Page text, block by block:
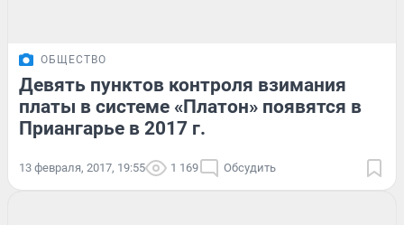
ОБЩЕСТВО
Девять пунктов контроля взимания
платы в системе «Платон» появятся в
Приангарье в 2017 г.
13 февраля, 2017, 19:55 1 169 Обсудить